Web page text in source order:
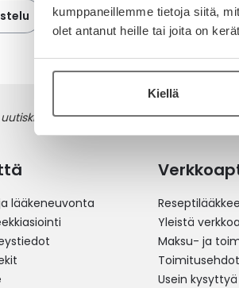
kumppaneillemme tietoja siitä,
olet antanut heille tai joita on
Kiellä
lääkeneuvonta
Yleistä
Maksu- ja
Toimitusehdot
Usein kysyttyä